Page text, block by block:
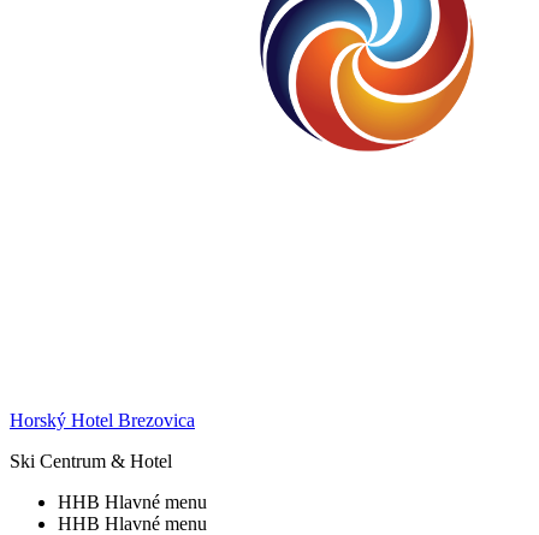
Horský Hotel Brezovica
Ski Centrum & Hotel
HHB Hlavné menu
HHB Hlavné menu